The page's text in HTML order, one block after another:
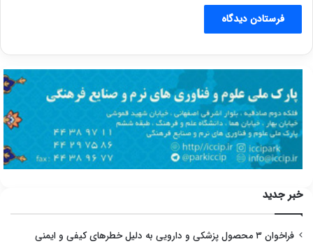
خبر جدید
فراخوان ۳ محصول پزشکی و دارویی به دلیل خطرهای کیفی و ایمنی